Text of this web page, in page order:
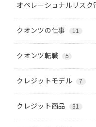
オペレーショナルリスク
クオンツの仕事 11
クオンツ転職 5
クレジットモデル 7
クレジット商品 31